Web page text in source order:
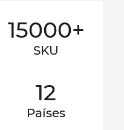
15000+
SKU
12
Países